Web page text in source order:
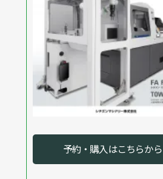
予約・購入はこちらから